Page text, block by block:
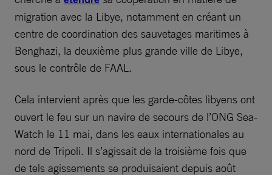
migration avec la Libye, notamment en créant un
centre de coordination des sauvetages maritimes à
Benghazi, la deuxième plus grande ville de Libye,
sous le contrôle de FAAL.
Cela intervient après que les garde-côtes libyens ont
ouvert le feu sur un navire de secours de l’ONG Sea-
Watch le 11 mai, dans les eaux internationales au
nord de Tripoli. Il s’agissait de la troisième fois que
de tels agissements se produisaient depuis août